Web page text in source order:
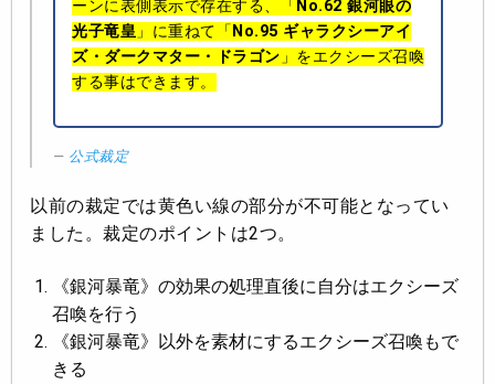
ーンに表側表示で存在する、「 No.62 銀河眼の
光子竜皇」に重ねて「No.95 ギャラクシーアイ
ズ・ダークマター・ドラゴン」をエクシーズ召喚
する事はできます。
公式裁定
以前の裁定では黄色い線の部分が不可能となってい
ました。裁定のポイントは2つ。
《銀河暴竜》の効果の処理直後に自分はエクシーズ
召喚を行う
《銀河暴竜》以外を素材にするエクシーズ召喚もで
きる